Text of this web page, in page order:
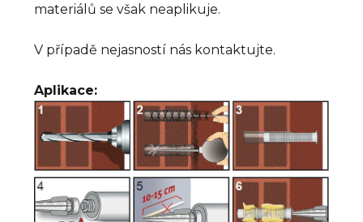
materiálů se však neaplikuje.
V případě nejasností nás kontaktujte.
Aplikace: